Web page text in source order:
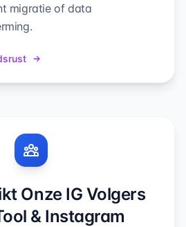
migratie of data
Onze IG Volgers
& Instagram